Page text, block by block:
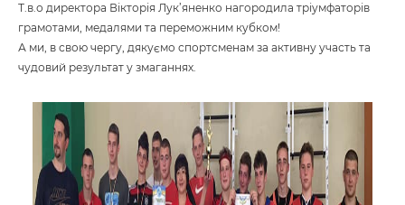
Т.в.о директора Вікторія Лук’яненко нагородила тріумфаторів
грамотами, медалями та переможним кубком!
А ми, в свою чергу, дякуємо спортсменам за активну участь та
чудовий результат у змаганнях.